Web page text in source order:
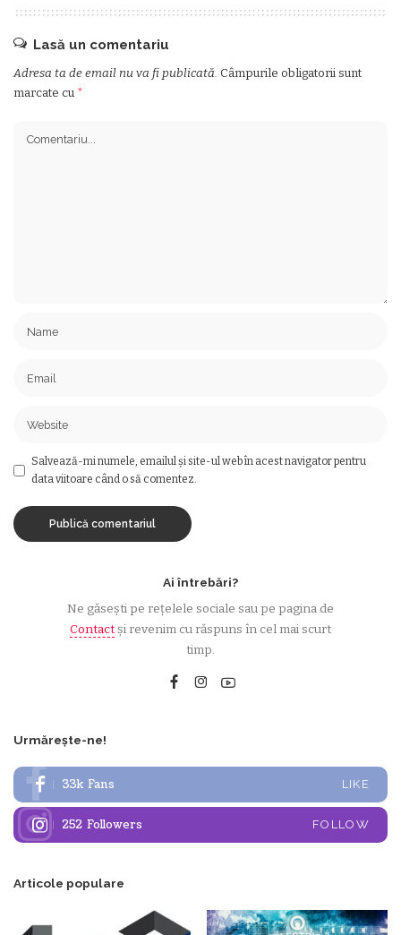
Lasă un comentariu
Adresa ta de email nu va fi publicată. Câmpurile obligatorii sunt
marcate cu *
Salvează-mi numele, emailul și site-ul web în acest navigator pentru
data viitoare când o să comentez.
Ai întrebări?
Ne găsești pe rețelele sociale sau pe pagina de
Contactși revenim cu răspuns în cel mai scurt
timp.
Urmărește-ne!
33k Fans LIKE
252 Followers FOLLOW
Articole populare